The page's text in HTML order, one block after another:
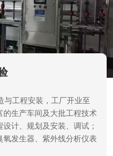
的生产车间及大批工程技术
设计、规划及安装、调试；
氧发生器、紫外线分析仪表